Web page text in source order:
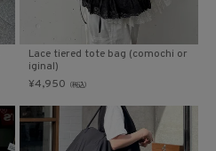
Lace tiered tote bag (comochi or
iginal)
¥4,950 （税込）